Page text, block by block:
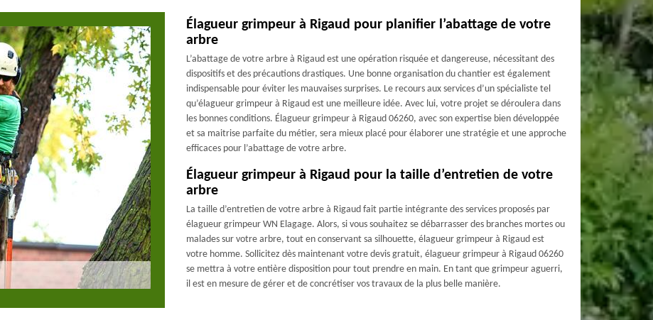
Élagueur grimpeur à Rigaud pour planifier l’abattage de votre
arbre
L’abattage de votre arbre à Rigaud est une opération risquée et dangereuse, nécessitant des
dispositifs et des précautions drastiques. Une bonne organisation du chantier est également
indispensable pour éviter les mauvaises surprises. Le recours aux services d’un spécialiste tel
qu’élagueur grimpeur à Rigaud est une meilleure idée. Avec lui, votre projet se déroulera dans
les bonnes conditions. Élagueur grimpeur à Rigaud 06260, avec son expertise bien développée
et sa maitrise parfaite du métier, sera mieux placé pour élaborer une stratégie et une approche
efficaces pour l’abattage de votre arbre.
Élagueur grimpeur à Rigaud pour la taille d’entretien de votre
arbre
La taille d’entretien de votre arbre à Rigaud fait partie intégrante des services proposés par
élagueur grimpeur WN Elagage. Alors, si vous souhaitez se débarrasser des branches mortes ou
malades sur votre arbre, tout en conservant sa silhouette, élagueur grimpeur à Rigaud est
votre homme. Sollicitez dès maintenant votre devis gratuit, élagueur grimpeur à Rigaud 06260
se mettra à votre entière disposition pour tout prendre en main. En tant que grimpeur aguerri,
il est en mesure de gérer et de concrétiser vos travaux de la plus belle manière.